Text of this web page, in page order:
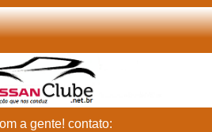
a gente! contato: